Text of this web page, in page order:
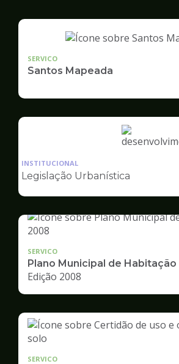
SERVICO
Santos Mapeada
Urbano
INSTITUCIONAL
Legislação Urbanística
SERVICO
Plano Municipal de Habitação
Edição 2008
SERVICO